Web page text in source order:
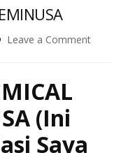
Leave a Commenton
(Ini
Saya